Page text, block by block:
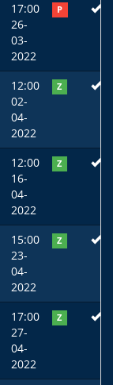
17:00
26-
03-
2022
P
12:00
02-
04-
2022
Z
12:00
16-
04-
2022
Z
15:00
23-
04-
2022
Z
17:00
27-
04-
2022
Z